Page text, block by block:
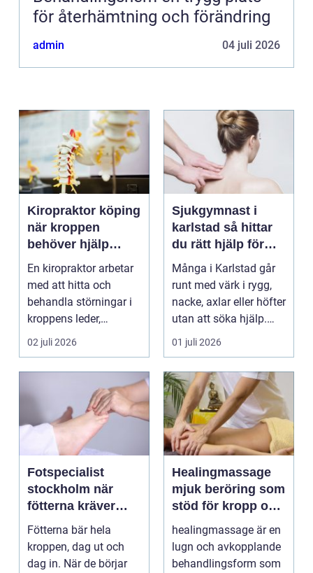
för återhämtning och förändring
admin 04 juli 2026
Kiropraktor köping
när kroppen
behöver hjälp
tillbaka
En kiropraktor arbetar
med att hitta och
behandla störningar i
kroppens leder,
muskler och
nervsyste...
02 juli 2026
Sjukgymnast i
karlstad så hittar
du rätt hjälp för
kroppen
Många i Karlstad går
runt med värk i rygg,
nacke, axlar eller höfter
utan att söka hjälp.
Andra har ...
01 juli 2026
Fotspecialist
stockholm när
fötterna kräver
mer än vanliga
sulor
Fötterna bär hela
kroppen, dag ut och
dag in. När de börjar
Healingmassage
mjuk beröring som
stöd för kropp och
själ
healingmassage är en
lugn och avkopplande
behandlingsform som